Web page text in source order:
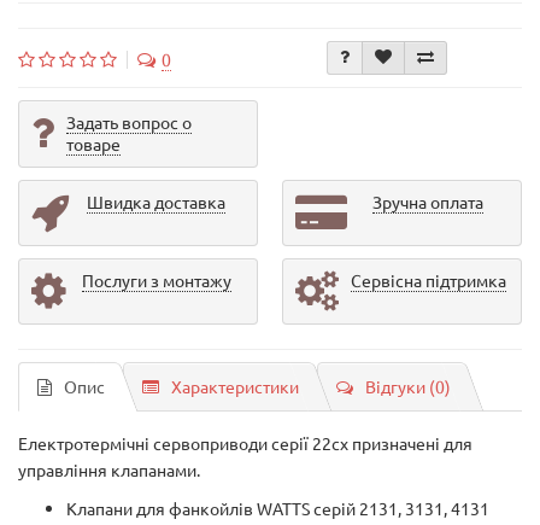
0
Задать вопрос о
товаре
Швидка доставка Зручна оплата
Послуги з монтажу Сервісна підтримка
Опис Характеристики Відгуки (0)
Електротермічні сервоприводи серії 22cx призначені для
управління клапанами.
Клапани для фанкойлів WATTS серій 2131, 3131, 4131